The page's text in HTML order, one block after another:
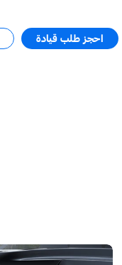
احجز طلب قيادة